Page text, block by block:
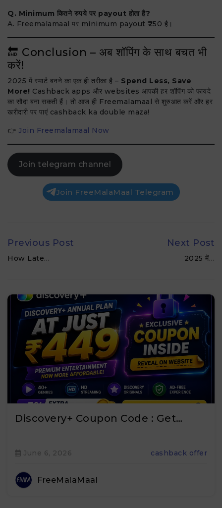
Q. Minimum कितने रुपये पर payout होता है?
A. Freemalamaal पर minimum payout ₹250 है।
🔚 Conclusion – अब शॉपिंग के साथ बचत भी
करें!
2025 में स्मार्ट बनने का एक ही तरीका है – Spend Less, Save
More! Cashback apps और websites आपकी हर शॉपिंग को फायदे
का सौदा बना सकती हैं। तो आज ही Freemalamaal से शुरुआत करें और हर
खरीदारी पर पाएं cashback ka double maza!
👉 Join Freemalamaal Now
Join telegram channel
Join FreeMalaMaal Telegram
Previous Post
How Late…
Next Post
2025 में…
Discovery+ Coupon Code : Get…
June 6, 2026 cashback offer
FreeMalaMaal